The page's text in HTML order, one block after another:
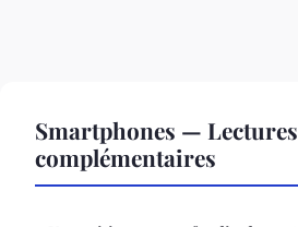
Smartphones — Lectures
complémentaires